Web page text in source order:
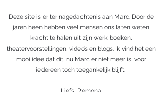
Deze site is er ter nagedachtenis aan Marc. Door de
jaren heen hebben veel mensen ons laten weten
kracht te halen uit zijn werk: boeken,
theatervoorstellingen, video’s en blogs. Ik vind het een
mooi idee dat dit, nu Marc er niet meer is, voor
iedereen toch toegankelijk blijft.